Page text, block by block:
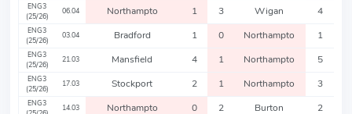
ENG3
(25/26)
06.04 Northampto 1 3 Wigan 4
ENG3
(25/26)
03.04 Bradford 1 0 Northampto 1
ENG3
(25/26)
21.03 Mansfield 4 1 Northampto 5
ENG3
(25/26)
17.03 Stockport 2 1 Northampto 3
ENG3
14.03 Northampto 0 2 Burton
2